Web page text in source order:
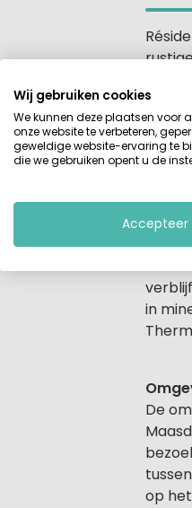
Ook
De
in
De
op
Wij gebruiken cookies
We kunnen deze plaatsen voor
onze website te verbeteren,
geweldige website-ervaring te
die we gebruiken opent u de
Accepteer